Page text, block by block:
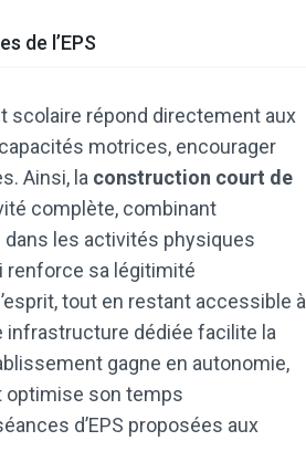
de l’EPS
scolaire répond directement aux
motrices, encourager
Ainsi, la construction court de
complète, combinant
dans les activités physiques
renforce sa légitimité
tout en restant accessible à
infrastructure dédiée facilite la
gagne en autonomie,
optimise son temps
d’EPS proposées aux